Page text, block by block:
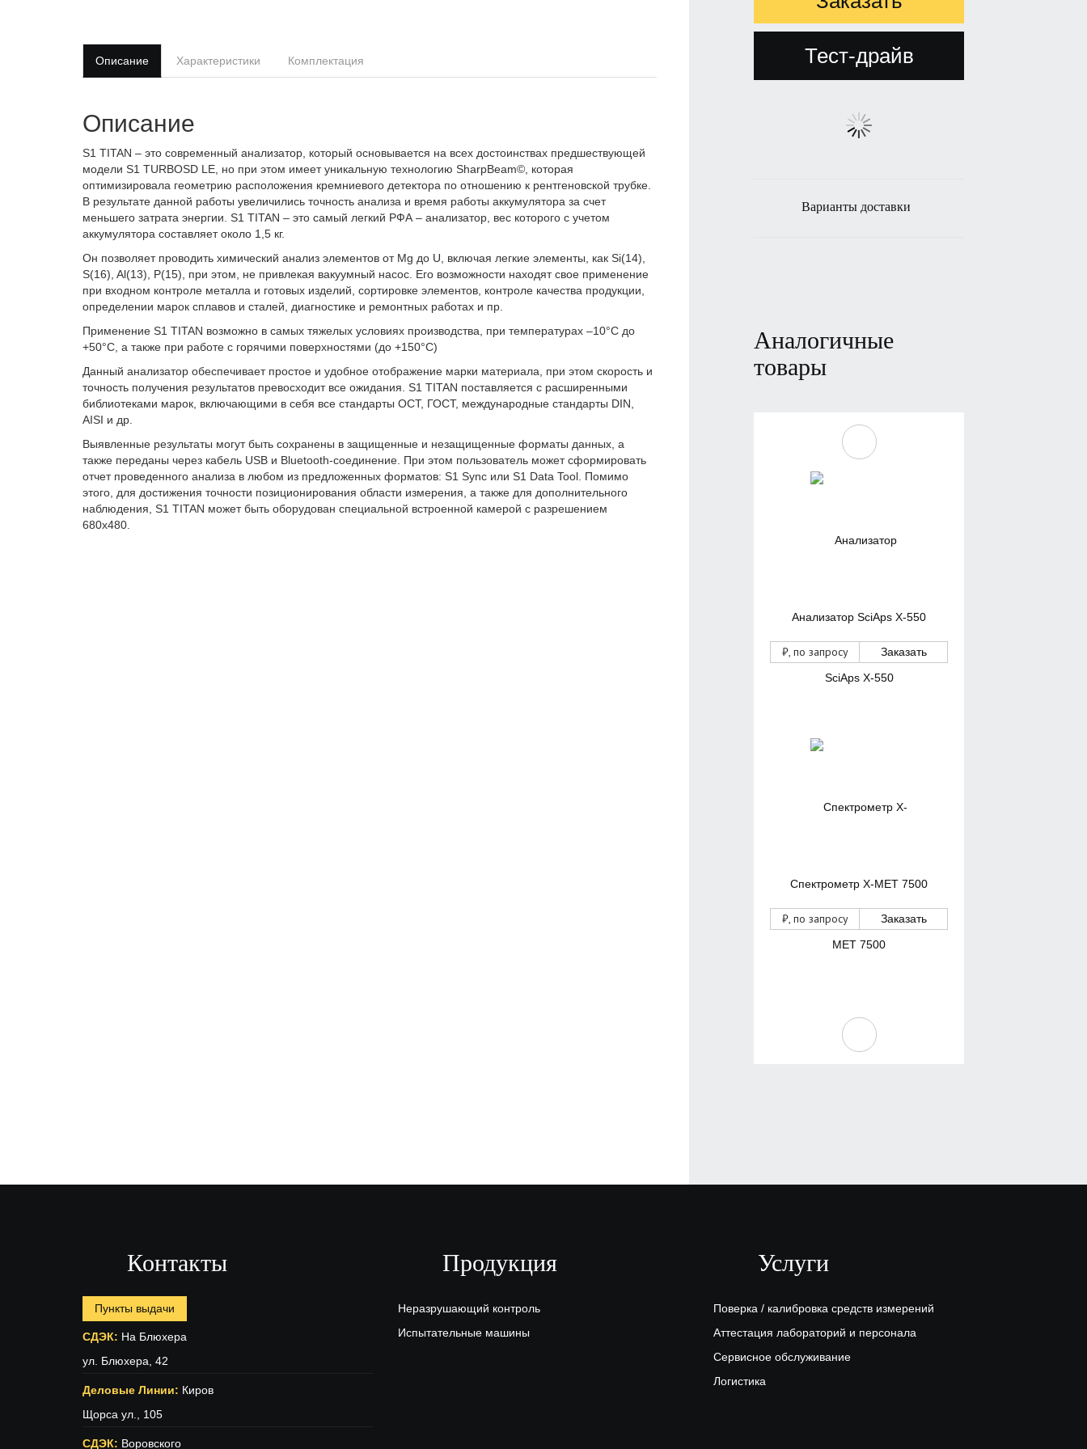
Описание Характеристики Комплектация
Описание
S1 TITAN – это современный анализатор, который основывается на всех достоинствах предшествующей
модели S1 TURBOSD LE, но при этом имеет уникальную технологию SharpBeam©, которая
оптимизировала геометрию расположения кремниевого детектора по отношению к рентгеновской трубке.
В результате данной работы увеличились точность анализа и время работы аккумулятора за счет
меньшего затрата энергии. S1 TITAN – это самый легкий РФА – анализатор, вес которого с учетом
аккумулятора составляет около 1,5 кг.
Он позволяет проводить химический анализ элементов от Mg до U , включая легкие элементы, как Si(14),
S(16), Al(13), P(15), при этом, не привлекая вакуумный насос. Его возможности находят свое применение
при входном контроле металла и готовых изделий, сортировке элементов, контроле качества продукции,
определении марок сплавов и сталей, диагностике и ремонтных работах и пр.
Применение S1 TITAN возможно в самых тяжелых условиях производства, при температурах –10°С до
+50°С, а также при работе с горячими поверхностями (до +150°С)
Данный анализатор обеспечивает простое и удобное отображение марки материала, при этом скорость и
точность получения результатов превосходит все ожидания. S1 TITAN поставляется с расширенными
библиотеками марок, включающими в себя все стандарты ОСТ, ГОСТ, международные стандарты DIN
AISI и др.
Выявленные результаты могут быть сохранены в защищенные и незащищенные форматы данных, а
также переданы через кабель USB и Bluetooth-соединение. При этом пользователь может сформировать
отчет проведенного анализа в любом из предложенных форматов: S1 Sync или S1 Data Tool. Помимо
этого, для достижения точности позиционирования области измерения, а также для дополнительного
наблюдения, S1 TITAN может быть оборудован специальной встроенной камерой с разрешением
680х480.
Тест-драйв
Варианты доставки
Аналогичные
товары
Анализатор SciAps X-550
₽, по запросу Заказать
Спектрометр X-MET 7500
₽, по запросу Заказать
₽, по запросу Заказать
Контакты
Пункты выдачи
СДЭК: На Блюхера
ул. Блюхера, 42
Деловые Линии: Киров
Щорса ул., 105
СДЭК: Воровского
Продукция
Неразрушающий контроль
Испытательные машины
Услуги
Поверка / калибровка средств измерений
Аттестация лабораторий и персонала
Сервисное обслуживание
Логистика